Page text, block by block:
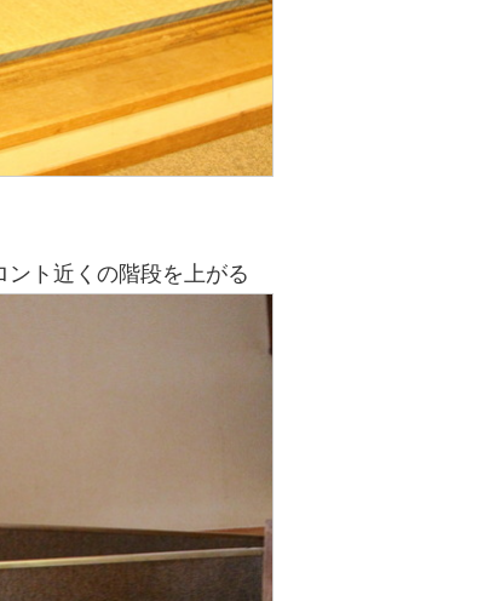
ト近くの階段を上がる